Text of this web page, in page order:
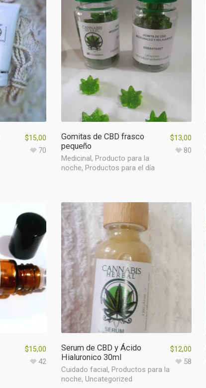
$15,00
70
Gomitas de CBD frasco
pequeño
Medicinal, Producto para la
noche, Productos para el día
$13,00
80
$15,00
42
Serum de CBD y Ácido
Hialuronico 30ml
Cuidado facial, Productos para la
noche, Uncategorized
$12,00
58